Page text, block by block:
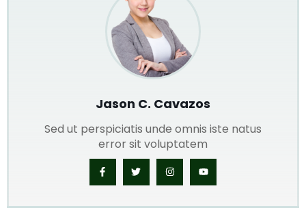
Jason C. Cavazos
Sed ut perspiciatis unde omnis iste natus
error sit voluptatem